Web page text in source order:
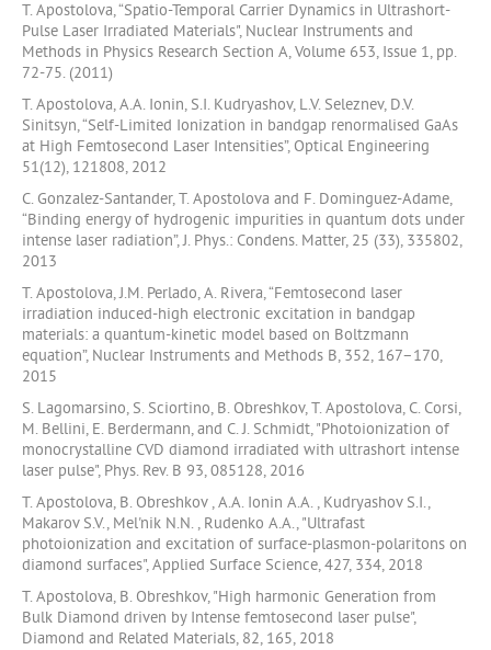
T. Apostolova, “Spatio-Temporal Carrier Dynamics in Ultrashort-
Pulse Laser Irradiated Materials", Nuclear Instruments and
Methods in Physics Research Section A, Volume 653, Issue 1, pp.
72-75. (2011)
T. Apostolova, A.A. Ionin, S.I. Kudryashov, L.V. Seleznev, D.V.
Sinitsyn, “Self-Limited Ionization in bandgap renormalised GaAs
at High Femtosecond Laser Intensities”, Optical Engineering
51(12), 121808, 2012
C. Gonzalez-Santander, T. Apostolova and F. Dominguez-Adame,
“Binding energy of hydrogenic impurities in quantum dots under
intense laser radiation”, J. Phys.: Condens. Matter, 25 (33), 335802,
2013
T. Apostolova, J.M. Perlado, A. Rivera, “Femtosecond laser
irradiation induced-high electronic excitation in bandgap
materials: a quantum-kinetic model based on Boltzmann
equation”, Nuclear Instruments and Methods B, 352, 167–170,
2015
S. Lagomarsino, S. Sciortino, B. Obreshkov, T. Apostolova, C. Corsi,
M. Bellini, E. Berdermann, and C. J. Schmidt, "Photoionization of
monocrystalline CVD diamond irradiated with ultrashort intense
laser pulse", Phys. Rev. B 93, 085128, 2016
T. Apostolova, B. Obreshkov , A.A. Ionin A.A. , Kudryashov S.I.,
Makarov S.V., Mel'nik N.N. , Rudenko A.A., "Ultrafast
photoionization and excitation of surface-plasmon-polaritons on
diamond surfaces", Applied Surface Science, 427, 334, 2018
T. Apostolova, B. Obreshkov, "High harmonic Generation from
Bulk Diamond driven by Intense femtosecond laser pulse",
Diamond and Related Materials, 82, 165, 2018